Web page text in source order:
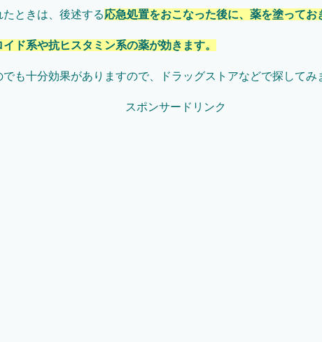
ときは、後述する応急処置をおこなった後に、薬を塗ってお
イド系や抗ヒスタミン系の薬が効きます。
も十分効果がありますので、ドラッグストアなどで探してみ
スポンサードリンク